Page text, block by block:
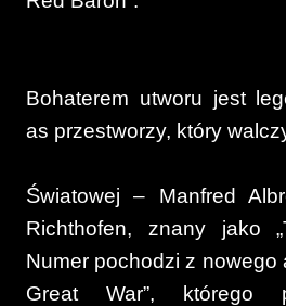
Bohaterem utworu jest
as przestworzy, który
Światowej – Manfred
Richthofen, znany jako
Numer pochodzi z nowego
Great War”, którego